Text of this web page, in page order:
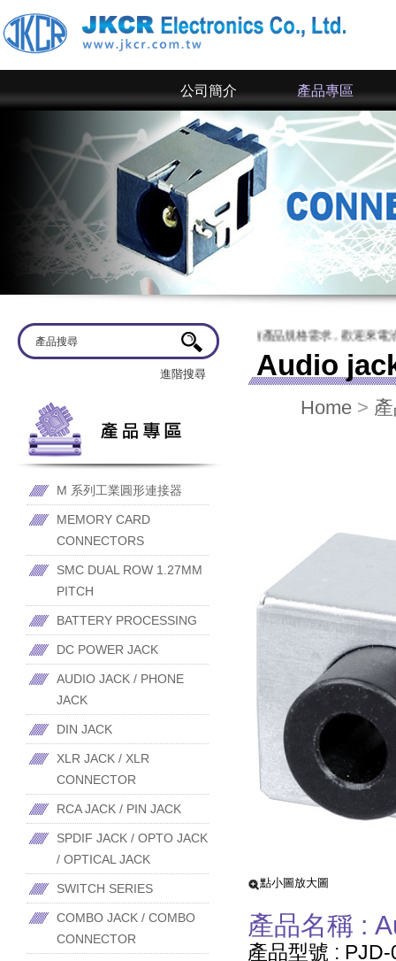
公司簡介 產品專區
京政電子~ 網站上僅為一部分規格，倘若有產品規格需求，歡迎來電洽談
Audio
Home >
點小圖放大圖
產品名稱 :
產品型號 :
進階搜尋
M 系列工業圓形連接器
MEMORY CARD
CONNECTORS
SMC DUAL ROW 1.27MM
PITCH
BATTERY PROCESSING
DC POWER JACK
AUDIO JACK / PHONE
JACK
DIN JACK
XLR JACK / XLR
CONNECTOR
RCA JACK / PIN JACK
SPDIF JACK / OPTO JACK
/ OPTICAL JACK
SWITCH SERIES
COMBO JACK / COMBO
CONNECTOR